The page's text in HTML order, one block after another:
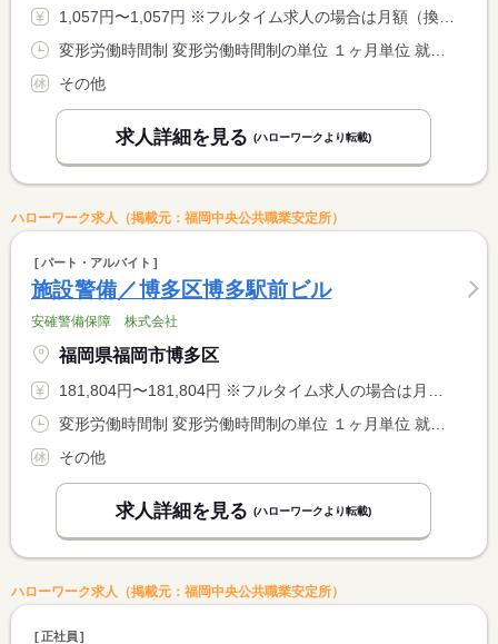
1,057円〜1,057円 ※フルタイム求人の場合は月額（換算額）、パート求人の場合は時間額を表示しています。
その他
求人詳細を見る (ハローワークより転載)
ハローワーク求人（掲載元：福岡中央公共職業安定所）
パート・アルバイト
施設警備／博多区博多駅前ビル
安確警備保障 株式会社
福岡県福岡市博多区
181,804円〜181,804円 ※フルタイム求人の場合は月額（換算額）、パート求人の場合は時間額を表示しています。
その他
求人詳細を見る (ハローワークより転載)
ハローワーク求人（掲載元：福岡中央公共職業安定所）
正社員